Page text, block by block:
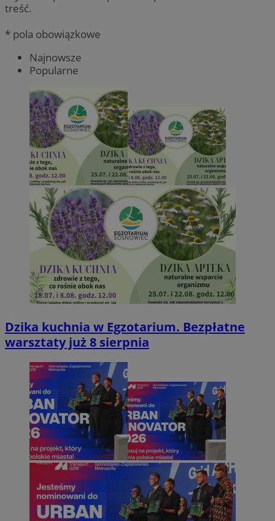
treść.
* pola obowiązkowe
Najnowsze
Popularne
Dzika kuchnia w Egzotarium. Bezpłatne
warsztaty już 8 sierpnia